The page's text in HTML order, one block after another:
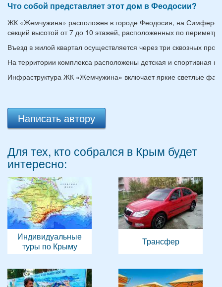
Что собой представляет этот дом в Феодосии?
ЖК «Жемчужина» расположен в городе Феодосия, на
секций высотой от 7 до 10 этажей, расположенных по
Въезд в жилой квартал осуществляется через три сквозных
На территории комплекса расположены детская и спортивная
Инфраструктура ЖК «Жемчужина» включает яркие светлые
Написать автору
Для тех, кто собрался в Крым будет
интересно:
Индивидуальные
туры по Крыму
Трансфер